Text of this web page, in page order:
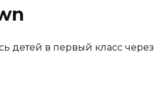
детей в первый класс через